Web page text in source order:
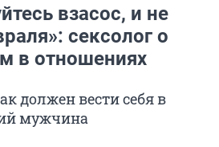
взасос, и не
сексолог о
в отношениях
должен вести себя в
мужчина